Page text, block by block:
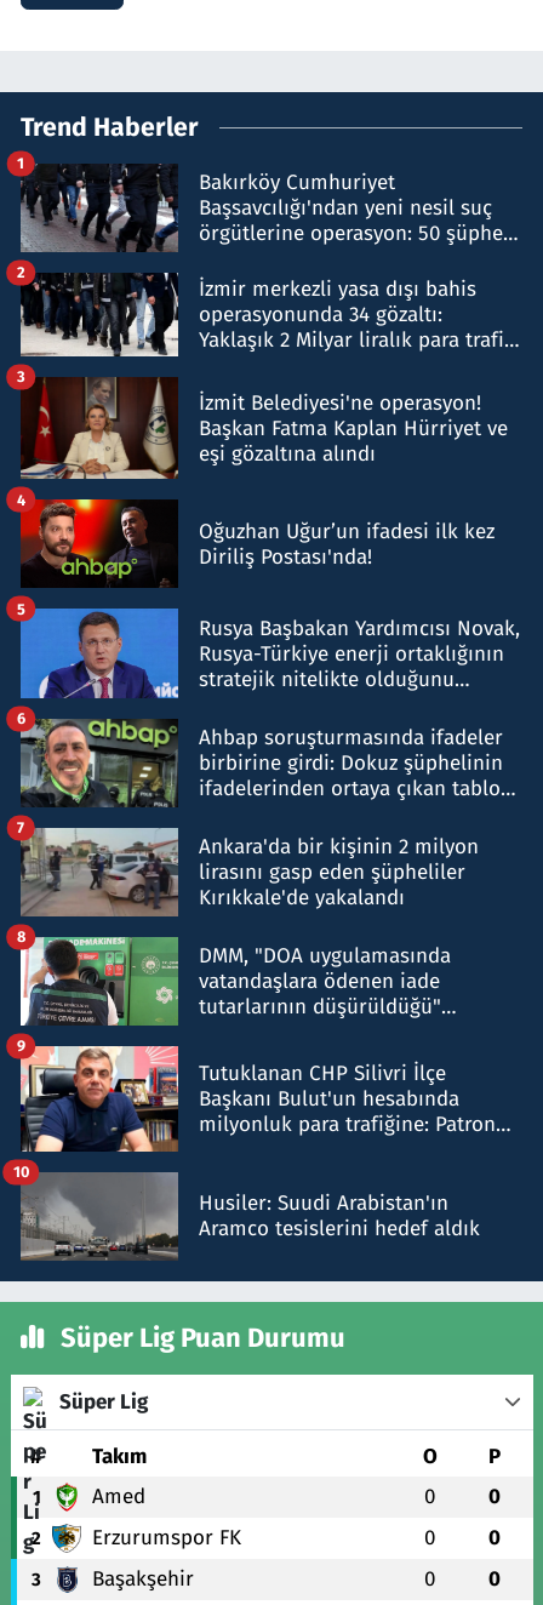
Trend Haberler
Bakırköy Cumhuriyet
Başsavcılığı'ndan yeni nesil suç
örgütlerine operasyon: 50 şüpheli
1
İzmir merkezli yasa dışı bahis
operasyonunda 34 gözaltı:
Yaklaşık 2 Milyar liralık para trafiği
2
İzmit Belediyesi'ne operasyon!
Başkan Fatma Kaplan Hürriyet ve
eşi gözaltına alındı
3
Oğuzhan Uğur’un ifadesi ilk kez
Diriliş Postası'nda!
4
Rusya Başbakan Yardımcısı Novak,
Rusya-Türkiye enerji ortaklığının
stratejik nitelikte olduğunu
5
Ahbap soruşturmasında ifadeler
birbirine girdi: Dokuz şüphelinin
ifadelerinden ortaya çıkan tablo
6
Ankara'da bir kişinin 2 milyon
lirasını gasp eden şüpheliler
Kırıkkale'de yakalandı
7
DMM, "DOA uygulamasında
vatandaşlara ödenen iade
tutarlarının düşürüldüğü"
8
Tutuklanan CHP Silivri İlçe
Başkanı Bulut'un hesabında
milyonluk para trafiğine: Patron
9
Husiler: Suudi Arabistan'ın
Aramco tesislerini hedef aldık
10
Süper Lig Puan Durumu
Süper Lig
# Takım O P
1 Amed 0 0
2 Erzurumspor FK 0 0
3 Başakşehir 0 0